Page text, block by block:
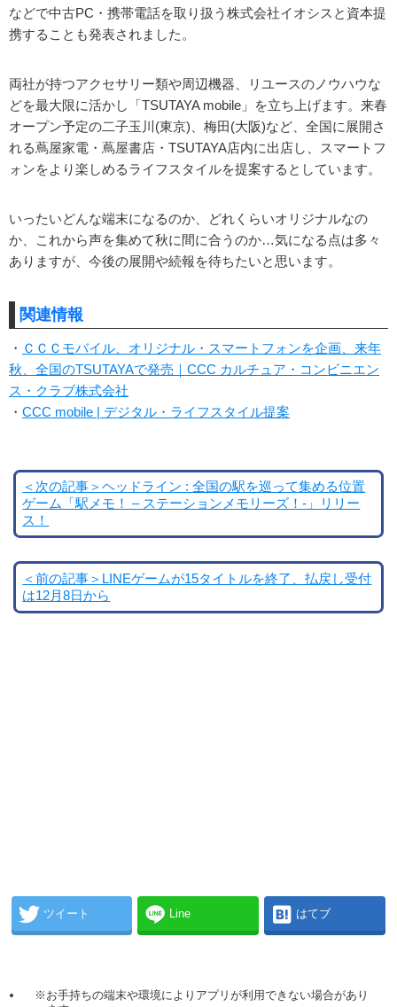
などで中古PC・携帯電話を取り扱う株式会社イオシスと資本提
携することも発表されました。
両社が持つアクセサリー類や周辺機器、リユースのノウハウな
どを最大限に活かし「TSUTAYA mobile」を立ち上げます。来春
オープン予定の二子玉川(東京)、梅田(大阪)など、全国に展開さ
れる蔦屋家電・蔦屋書店・TSUTAYA店内に出店し、スマートフ
ォンをより楽しめるライフスタイルを提案するとしています。
いったいどんな端末になるのか、どれくらいオリジナルなの
か、これから声を集めて秋に間に合うのか…気になる点は多々
ありますが、今後の展開や続報を待ちたいと思います。
関連情報
・ ＣＣＣモバイル、オリジナル・スマートフォンを企画、来年
秋、全国のTSUTAYAで発売｜CCC カルチュア・コンビニエン
ス・クラブ株式会社
・ CCC mobile | デジタル・ライフスタイル提案
＜次の記事＞ヘッドライン : 全国の駅を巡って集める位置
ゲーム「駅メモ！ – ステーションメモリーズ！-」リリー
ス！
＜前の記事＞LINEゲームが15タイトルを終了、払戻し受付
は12月8日から
ツイート Line はてブ
※お手持ちの端末や環境によりアプリが利用できない場合があり